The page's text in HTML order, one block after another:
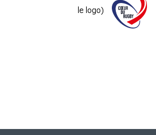
le logo)